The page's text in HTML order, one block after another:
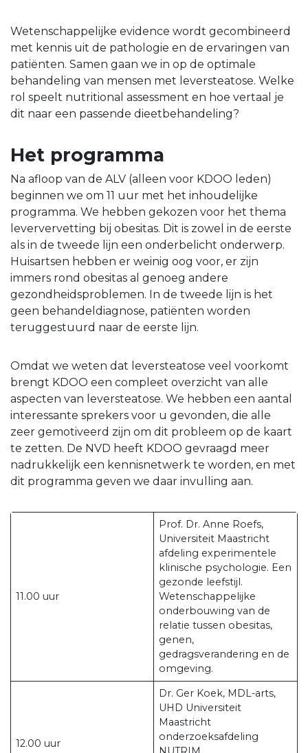
Wetenschappelijke evidence wordt gecombineerd
met kennis uit de pathologie en de ervaringen van
patiënten. Samen gaan we in op de optimale
behandeling van mensen met leversteatose. Welke
rol speelt nutritional assessment en hoe vertaal je
dit naar een passende dieetbehandeling?
Het programma
Na afloop van de ALV (alleen voor KDOO leden)
beginnen we om 11 uur met het inhoudelijke
programma. We hebben gekozen voor het thema
leververvetting bij obesitas. Dit is zowel in de eerste
als in de tweede lijn een onderbelicht onderwerp.
Huisartsen hebben er weinig oog voor, er zijn
immers rond obesitas al genoeg andere
gezondheidsproblemen. In de tweede lijn is het
geen behandeldiagnose, patiënten worden
teruggestuurd naar de eerste lijn.
Omdat we weten dat leversteatose veel voorkomt
brengt KDOO een compleet overzicht van alle
aspecten van leversteatose. We hebben een aantal
interessante sprekers voor u gevonden, die alle
zeer gemotiveerd zijn om dit probleem op de kaart
te zetten. De NVD heeft KDOO gevraagd meer
nadrukkelijk een kennisnetwerk te worden, en met
dit programma geven we daar invulling aan.
11.00 uur
Prof. Dr. Anne Roefs,
Universiteit Maastricht
afdeling experimentele
klinische psychologie. Een
gezonde leefstijl.
Wetenschappelijke
onderbouwing van de
relatie tussen obesitas,
genen,
gedragsverandering en de
omgeving.
12.00 uur
Dr. Ger Koek, MDL-arts,
UHD Universiteit
Maastricht
onderzoeksafdeling